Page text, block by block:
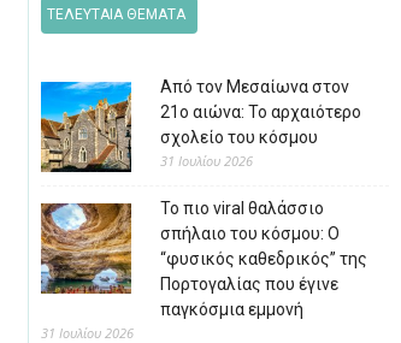
ΤΕΛΕΥΤΑΙΑ ΘΕΜΑΤΑ
Από τον Μεσαίωνα στον
21ο αιώνα: Το αρχαιότερο
σχολείο του κόσμου
31 Ιουλίου 2026
Το πιο viral θαλάσσιο
σπήλαιο του κόσμου: Ο
“φυσικός καθεδρικός” της
Πορτογαλίας που έγινε
παγκόσμια εμμονή
31 Ιουλίου 2026